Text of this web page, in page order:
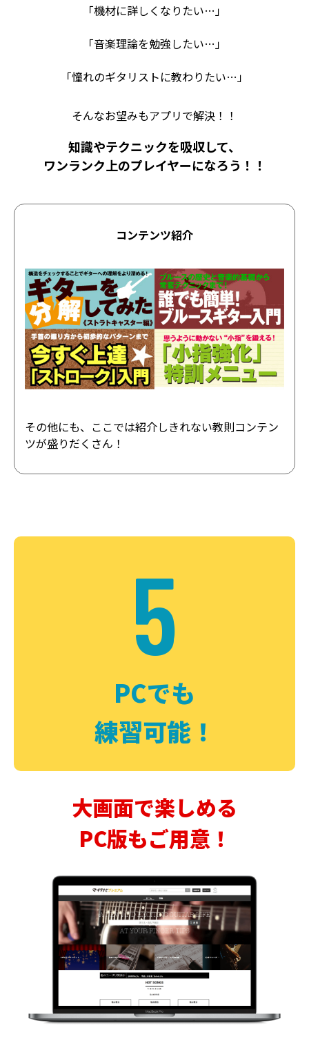
「機材に詳しくなりたい…」
「音楽理論を勉強したい…」
「憧れのギタリストに教わりたい…」
そんなお望みもアプリで解決！！
知識やテクニックを吸収して、
ワンランク上のプレイヤーになろう！！
コンテンツ紹介
その他にも、ここでは紹介しきれない教則コンテン
ツが盛りだくさん！
5
PCでも
練習可能！
大画面で楽しめる
PC版もご用意！